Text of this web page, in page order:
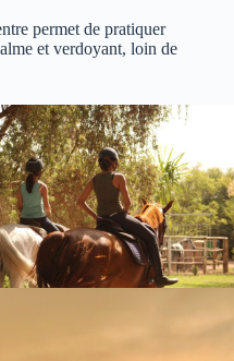
permet de pratiquer
et verdoyant, loin de